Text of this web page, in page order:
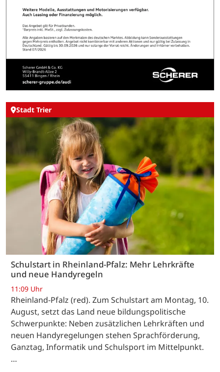
Stadt Trier
Schulstart in Rheinland-Pfalz: Mehr Lehrkräfte
und neue Handyregeln
11:09 Uhr
Rheinland-Pfalz (red). Zum Schulstart am Montag, 10.
August, setzt das Land neue bildungspolitische
Schwerpunkte: Neben zusätzlichen Lehrkräften und
neuen Handyregelungen stehen Sprachförderung,
Ganztag, Informatik und Schulsport im Mittelpunkt.
…